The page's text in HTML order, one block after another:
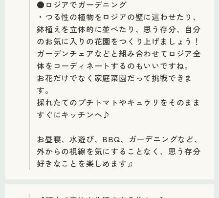
●ロジアでガーデニング
・つる性の植物をロジアの壁に這わせたり、
鉢植えを立体的に並べたり、思う存分、自分
のお気に入りの花園をつくり上げましょう！
ガーデンチェアなどと組み合わせてロジア全
体をコーディネートするのもいいですね。
お花だけでなく家庭菜園だって挑戦できま
す。
採れたてのプチトマトやキュウリをそのまま
すぐにキッチンへ♪
お昼寝、水遊び、BBQ、ガーデニングなど、
外からの視線を気にすることなく、思う存分
好きなことを楽しめます♫